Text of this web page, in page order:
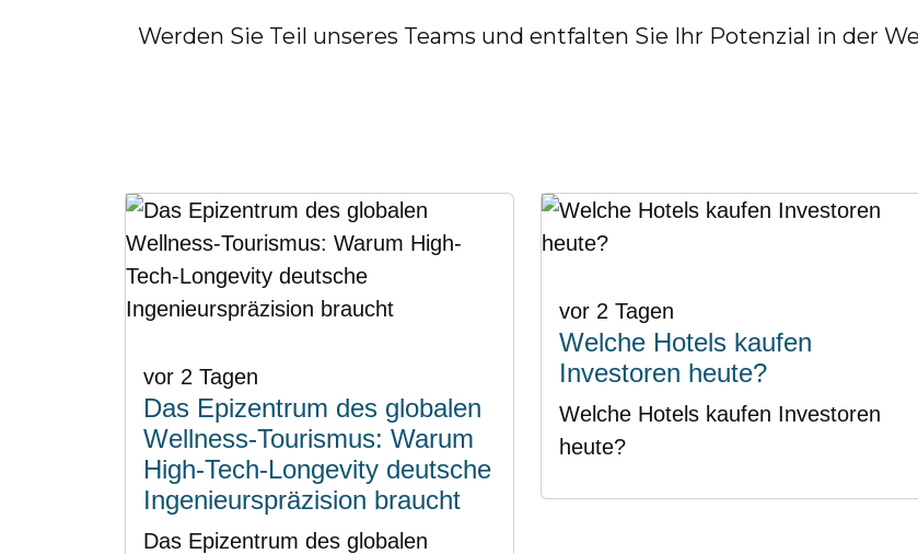
Werden Sie Teil unseres Teams und entfalten Sie Ihr Potenzial in der
vor 2 Tagen
Das Epizentrum des globalen
Wellness-Tourismus: Warum
High-Tech-Longevity deutsche
Ingenieurspräzision braucht
Das Epizentrum des globalen
vor 2 Tagen
Welche Hotels kaufen
Investoren heute?
Welche Hotels kaufen Investoren
heute?